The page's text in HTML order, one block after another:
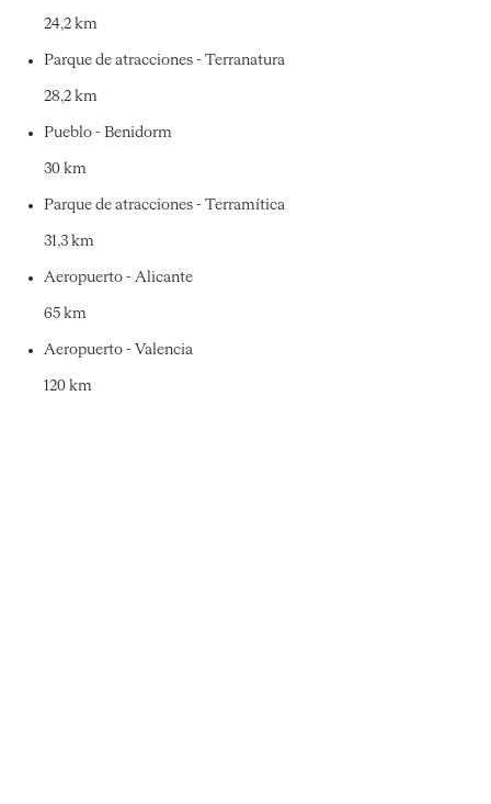
24,2 km
Parque de atracciones - Terranatura
28,2 km
Pueblo - Benidorm
30 km
Parque de atracciones - Terramítica
31,3 km
Aeropuerto - Alicante
65 km
Aeropuerto - Valencia
120 km